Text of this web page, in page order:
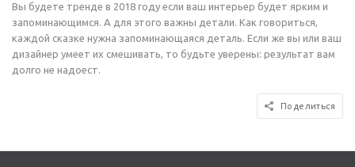
Вы будете тренде в 2018 году если ваш интерьер будет ярким и
запоминающимся. А для этого важны детали. Как говориться,
каждой сказке нужна запоминающаяся деталь. Если же вы или ваш
дизайнер умеет их смешивать, то будьте уверены: результат вам
долго не надоест.
Поделиться